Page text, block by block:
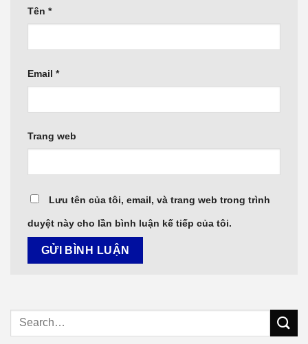
Tên *
Email *
Trang web
Lưu tên của tôi, email, và trang web trong trình
duyệt này cho lần bình luận kế tiếp của tôi.